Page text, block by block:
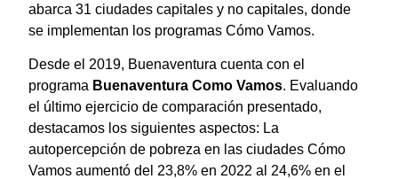
abarca 31 ciudades capitales y no capitales, donde
se implementan los programas Cómo Vamos.
Desde el 2019, Buenaventura cuenta con el
programa Buenaventura Como Vamos. Evaluando
el último ejercicio de comparación presentado,
destacamos los siguientes aspectos: La
autopercepción de pobreza en las ciudades Cómo
Vamos aumentó del 23,8% en 2022 al 24,6% en el